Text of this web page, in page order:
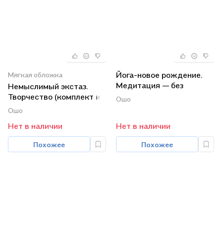
Мягкая обложка
Немыслимый экстаз.
Творчество (комплект из
2 книг)
Ошо
Нет в наличии
Похожее
Йога-новое рождение.
Медитация — без
мистификаций (Коплект
Ошо
Нет в наличии
Похожее